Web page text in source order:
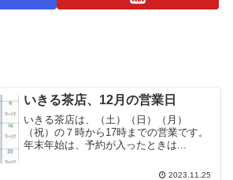
いきる茶店、12月の営業日
いきる茶店は、（土）（日）（月）
（祝）の７時から17時までの営業です。
年末年始は、予約が入ったときは...
2023.11.25